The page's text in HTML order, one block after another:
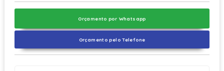
Orçamento por Whatsapp
Orçamento pelo Telefone